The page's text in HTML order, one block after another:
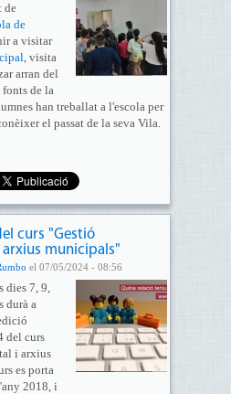
de
de
a visitar
, visita
arran del
fonts de la
han treballat a l'escola per
el passat de la seva Vila.
curs "Gestió
municipals"
el 07/05/2024 - 08:56
dies 7, 9,
durà a
del curs
i arxius
es porta
2018, i